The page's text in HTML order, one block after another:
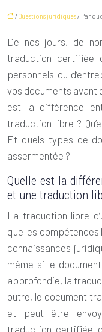
/Questions juridiques/ Par
De nos jours, de
traduction certifiée
personnels ou
vos documents avant
est la différence
traduction libre ?
Et quels types de
assermentée ?
Quelle est la
et une traduction
La traduction libre
que les compétences
connaissances
même si le
approfondie, la
outre, le document
et peut être
traduction certifiée